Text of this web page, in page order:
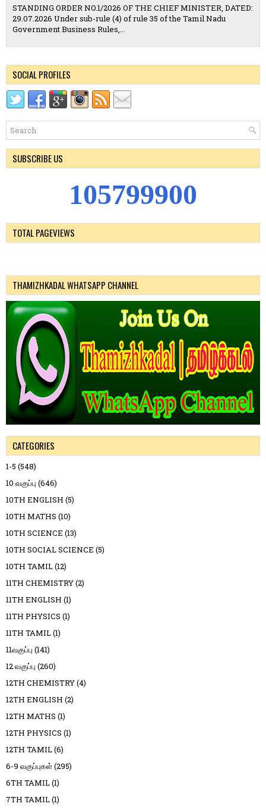
STANDING ORDER NO.1/2026 OF THE CHIEF MINISTER, DATED:
29.07.2026 Under sub-rule (4) of rule 35 of the Tamil Nadu
Government Business Rules,...
SOCIAL PROFILES
SUBSCRIBE US
105799900
TOTAL PAGEVIEWS
THAMIZHKADAL WHATSAPP CHANNEL
CATEGORIES
1-5 (548)
10 வகுப்பு (646)
10TH ENGLISH (5)
10TH MATHS (10)
10TH SCIENCE (13)
10TH SOCIAL SCIENCE (5)
10TH TAMIL(12)
11TH CHEMISTRY(2)
11TH ENGLISH (1)
11TH PHYSICS (1)
11TH TAMIL(1)
11வகுப்பு (141)
12 வகுப்பு (260)
12TH CHEMISTRY(4)
12TH ENGLISH (2)
12TH MATHS (1)
12TH PHYSICS (1)
12TH TAMIL(6)
6-9 வகுப்புகள்(295)
6TH TAMIL(1)
7TH TAMIL(1)